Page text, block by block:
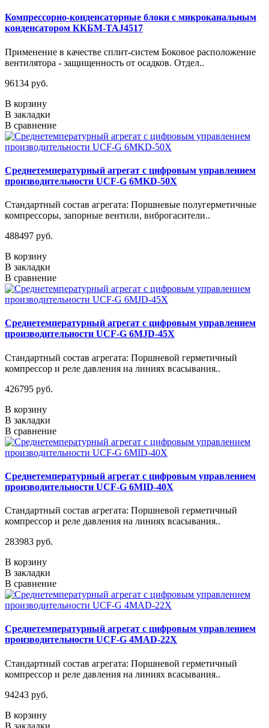
Компрессорно-конденсаторные блоки с микроканальным
конденсатором ККБМ-TAJ4517
Применение в качестве сплит-систем Боковое расположение
вентилятора - защищенность от осадков. Отдел..
96134 руб.
В корзину
В закладки
В сравнение
Среднетемпературный агрегат с цифровым управлением
производительности UCF-G 6MKD-50X
Стандартный состав агрегата: Поршневые полугерметичные
компрессоры, запорные вентили, виброгасители..
488497 руб.
В корзину
В закладки
В сравнение
Среднетемпературный агрегат с цифровым управлением
производительности UCF-G 6MJD-45X
Стандартный состав агрегата: Поршневой герметичный
компрессор и реле давления на линиях всасывания..
426795 руб.
В корзину
В закладки
В сравнение
Среднетемпературный агрегат с цифровым управлением
производительности UCF-G 6MID-40X
Стандартный состав агрегата: Поршневой герметичный
компрессор и реле давления на линиях всасывания..
283983 руб.
В корзину
В закладки
В сравнение
Среднетемпературный агрегат с цифровым управлением
производительности UCF-G 4МАD-22Х
Стандартный состав агрегата: Поршневой герметичный
компрессор и реле давления на линиях всасывания..
94243 руб.
В корзину
В закладки